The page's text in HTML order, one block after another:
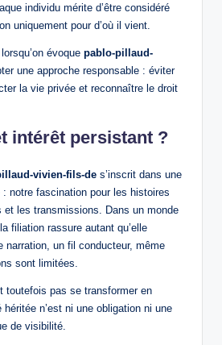
individu mérite d’être considéré
uniquement pour d’où il vient.
évoque pablo-pillaud-
une approche responsable : éviter
la vie privée et reconnaître le droit
intérêt persistant ?
vivien-fils-de s’inscrit dans une
notre fascination pour les histoires
et les transmissions. Dans un monde
filiation rassure autant qu’elle
narration, un fil conducteur, même
sont limitées.
toutefois pas se transformer en
n’est ni une obligation ni une
de visibilité.